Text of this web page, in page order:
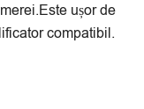
ușor de
compatibil.